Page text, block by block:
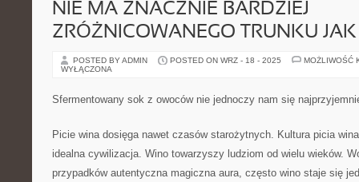
NIE MA ZNACZNIE BARDZIEJ
ZRÓŻNICOWANEGO TRUNKU
POSTED BY ADMIN POSTED ON WRZ - 18 - 2025
MOŻLIWOŚĆ
WYŁĄCZONA
Sfermentowany sok z owoców nie jednoczy nam się
Picie wina dosięga nawet czasów starożytnych. Kultura picia
idealna cywilizacja. Wino towarzyszy ludziom od wielu wieków.
przypadków autentyczna magiczna aura, często wino staje się